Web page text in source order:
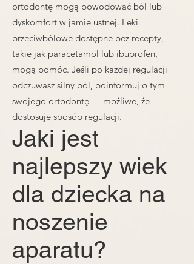
ortodontę mogą powodować ból lub
dyskomfort w jamie ustnej. Leki
przeciwbólowe dostępne bez recepty,
takie jak paracetamol lub ibuprofen,
mogą pomóc. Jeśli po każdej regulacji
odczuwasz silny ból, poinformuj o tym
swojego ortodontę — możliwe, że
dostosuje sposób regulacji.
Jaki jest
najlepszy wiek
dla dziecka na
noszenie
aparatu?